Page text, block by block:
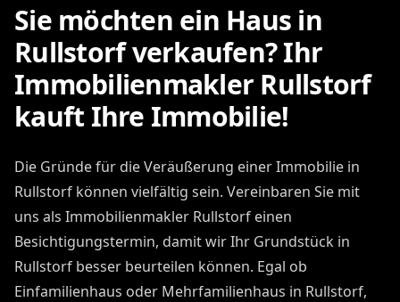
Sie möchten ein Haus in
Rullstorf verkaufen? Ihr
Immobilienmakler Rullstorf
kauft Ihre Immobilie!
Die Gründe für die Veräußerung einer Immobilie in
Rullstorf können vielfältig sein. Vereinbaren Sie mit
uns als Immobilienmakler Rullstorf einen
Besichtigungstermin, damit wir Ihr Grundstück in
Rullstorf besser beurteilen können. Egal ob
Einfamilienhaus oder Mehrfamilienhaus in Rullstorf,